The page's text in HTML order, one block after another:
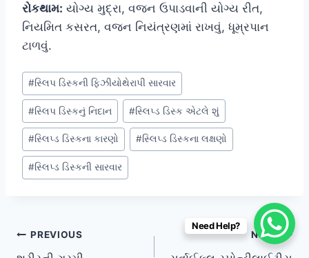
રોકથામ: યોગ્ય મુદ્રા, વજન ઉપાડવાની યોગ્ય રીત,
નિયમિત કસરત, વજન નિયંત્રણમાં રાખવું, ધૂમ્રપાન
ટાળવું.
Post
Tags:
#સ્લિપ ડિસ્કની ફિઝીયોથેરાપી સારવાર
#સ્લિપ ડિસ્કનું નિદાન #સ્લિપ્ડ ડિસ્ક એટલે શું
#સ્લિપ્ડ ડિસ્કના કારણો #સ્લિપ્ડ ડિસ્કના લક્ષણો
#સ્લિપ્ડ ડિસ્કની સારવાર
Post
PREVIOUS NEXT
Need Help?